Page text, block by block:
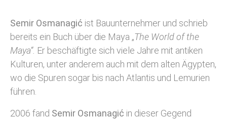
Semir Osmanagić ist Bauunternehmer und schrieb
bereits ein Buch über die Maya „The World of the
Maya“. Er beschäftigte sich viele Jahre mit antiken
Kulturen, unter anderem auch mit dem alten Ägypten,
wo die Spuren sogar bis nach Atlantis und Lemurien
führen.
2006 fand Semir Osmanagić in dieser Gegend